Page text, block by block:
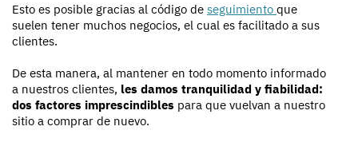
Esto es posible gracias al código de seguimiento que
suelen tener muchos negocios, el cual es facilitado a sus
clientes.
De esta manera, al mantener en todo momento informado
a nuestros clientes, les damos tranquilidad y fiabilidad:
dos factores imprescindibles para que vuelvan a nuestro
sitio a comprar de nuevo.